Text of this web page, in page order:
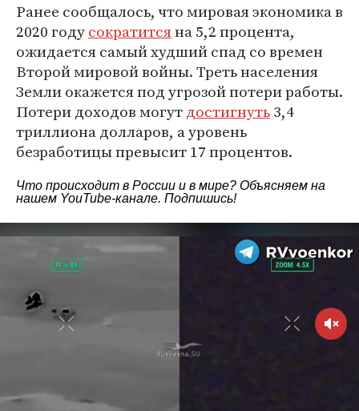
Ранее сообщалось, что мировая экономика в
2020 годусократитсяна 5,2 процента,
ожидается самый худший спад со времен
Второй мировой войны. Треть населения
Земли окажется под угрозой потери работы.
Потери доходов могутдостигнуть3,4
триллиона долларов, а уровень
безработицы превысит 17 процентов.
Что происходит в России и в мире? Объясняем на
нашем YouTube-канале. Подпишись!